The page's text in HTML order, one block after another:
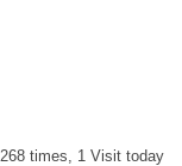
times, 1 Visit today